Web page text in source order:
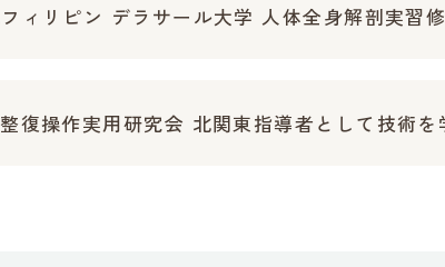
フィリピン デラサール大学 人体全身解剖実習
整復操作実用研究会 北関東指導者として技術を